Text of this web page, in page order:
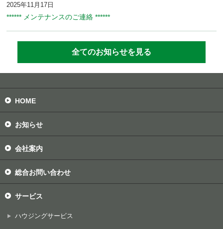
2025年11月17日
****** メンテナンスのご連絡 ******
全てのお知らせを見る
HOME
お知らせ
会社案内
総合お問い合わせ
サービス
ハウジングサービス